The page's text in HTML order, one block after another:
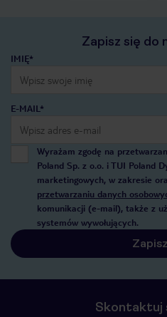
Zapisz się do
IMIĘ*
E-MAIL*
Wyrażam zgodę na
Poland Sp. z o.o. i TUI Poland
marketingowych, w zakresie
przetwarzaniu danych
komunikacji (e-mail), także z
systemów wywołujących.
Skontaktuj